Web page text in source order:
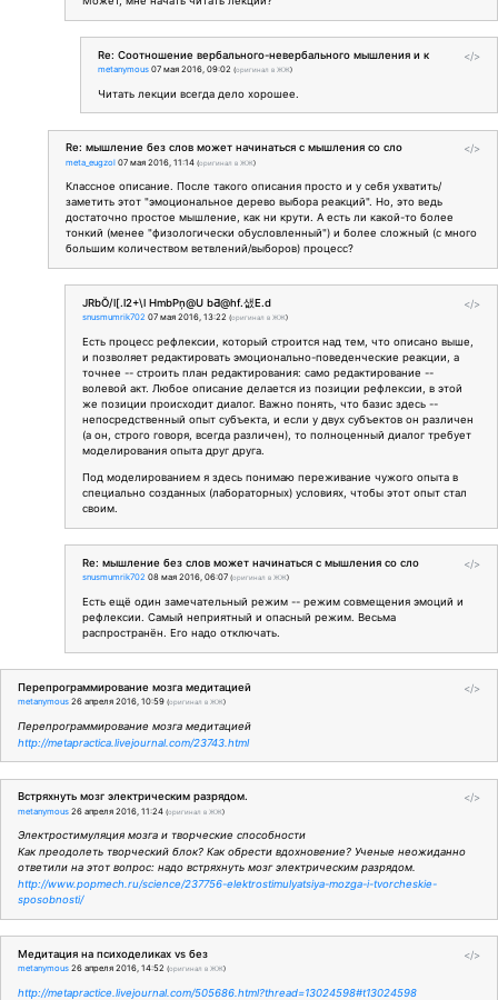
</>
Re: Соотношение вербального-невербального мышления и к
metanymous 07 мая 2016, 09:02 (оригинал в ЖЖ)
Читать лекции всегда дело хорошее.
</>
Re: мышление без слов может начинаться с мышления со сло
meta_eugzol 07 мая 2016, 11:14 (оригинал в ЖЖ)
Классное описание. После такого описания просто и у себя ухватить/
заметить этот "эмоциональное дерево выбора реакций". Но, это ведь
достаточно простое мышление, как ни крути. А есть ли какой-то более
тонкий (менее "физологически обусловленный") и более сложный (с много
большим количеством ветвлений/выборов) процесс?
</>
JRbŎ/l[.l2+\l HmbPņ@U bƋ@hf.샚E.d
snusmumrik702 07 мая 2016, 13:22 (оригинал в ЖЖ)
Есть процесс рефлексии, который строится над тем, что описано выше,
и позволяет редактировать эмоционально-поведенческие реакции, а
точнее -- строить план редактирования: само редактирование --
волевой акт. Любое описание делается из позиции рефлексии, в этой
же позиции происходит диалог. Важно понять, что базис здесь --
непосредственный опыт субъекта, и если у двух субъектов он различен
(а он, строго говоря, всегда различен), то полноценный диалог требует
моделирования опыта друг друга.
Под моделированием я здесь понимаю переживание чужого опыта в
специально созданных (лабораторных) условиях, чтобы этот опыт стал
своим.
</>
Re: мышление без слов может начинаться с мышления со сло
snusmumrik702 08 мая 2016, 06:07 (оригинал в ЖЖ)
Есть ещё один замечательный режим -- режим совмещения эмоций и
рефлексии. Самый неприятный и опасный режим. Весьма
распространён. Его надо отключать.
</>
Перепрограммирование мозга медитацией
metanymous 26 апреля 2016, 10:59 (оригинал в ЖЖ)
Перепрограммирование мозга медитацией
http://metapractica.livejournal.com/23743.html
</>
Встряхнуть мозг электрическим разрядом.
metanymous 26 апреля 2016, 11:24 (оригинал в ЖЖ)
Электростимуляция мозга и творческие способности
Как преодолеть творческий блок? Как обрести вдохновение? Ученые неожиданно
ответили на этот вопрос: надо встряхнуть мозг электрическим разрядом.
http://www.popmech.ru/science/237756-elektrostimulyatsiya-mozga-i-tvorcheskie-
sposobnosti/
</>
Медитация на психоделиках vs без
metanymous 26 апреля 2016, 14:52 (оригинал в ЖЖ)
http://metapractice.livejournal.com/505686.html?thread=13024598#t13024598